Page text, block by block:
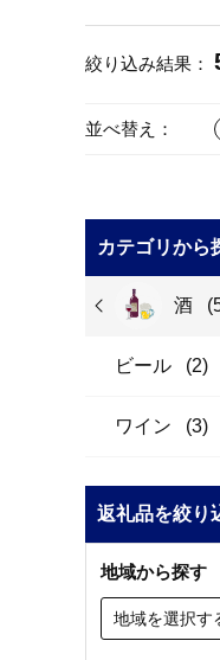
絞り込み結果：
並べ替え：
カテゴリから
酒
ビール (2)
ワイン (3)
返礼品を絞り
地域から探す
地域を選択す